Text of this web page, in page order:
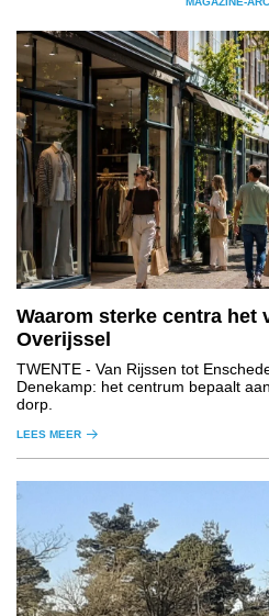
Waarom sterke centra het
Overijssel
TWENTE - Van Rijssen tot
Denekamp: het centrum bepaalt
dorp.
LEES MEER